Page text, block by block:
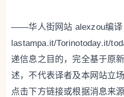
——华人街网站 alexzou编译
lastampa.it/Torinotoday.it/
递信息之目的，完全基于原
述，不代表译者及本网站立
点击下方链接或根据消息来